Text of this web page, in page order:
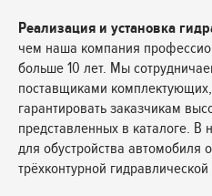
Реализация и установка
чем наша компания
больше 10 лет. Мы
поставщиками
гарантировать заказчикам
представленных в каталоге. В
для обустройства автомобиля
трёхконтурной